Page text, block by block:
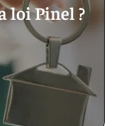
loi Pinel ?